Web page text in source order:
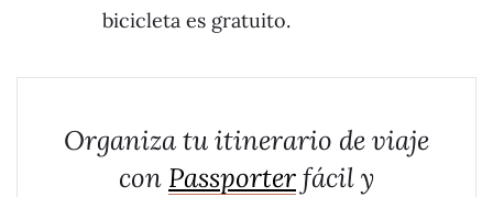
bicicleta es gratuito.
Organiza tu itinerario de viaje
con Passporterfácil y